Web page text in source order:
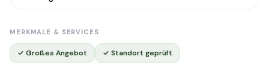
MERKMALE & SERVICES
✓ Großes Angebot ✓ Standort geprüft